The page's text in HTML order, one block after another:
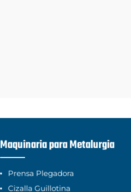
Maquinaria para Metalurgia
Prensa Plegadora
Cizalla Guillotina